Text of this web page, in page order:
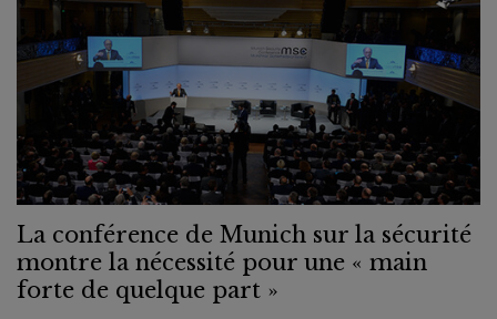
La conférence de Munich sur la sécurité
montre la nécessité pour une « main
forte de quelque part »